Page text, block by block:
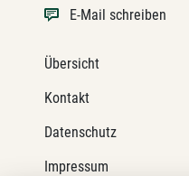
E-Mail schreiben
Übersicht
Kontakt
Datenschutz
Impressum